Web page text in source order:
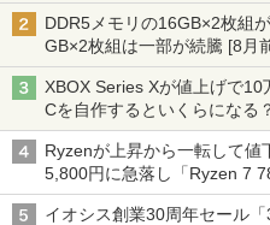
DDR5メモリの16GB×2枚組
GB×2枚組は一部が続騰 [8月
XBOX Series Xが値上げで
Cを自作するといくらになる
ーム』】
Ryzenが上昇から一転して
5,800円に急落し「Ryzen 7
半のCPU価格]
イオシス創業30周年セール